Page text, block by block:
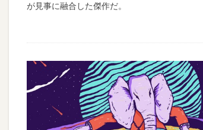
が見事に融合した傑作だ。